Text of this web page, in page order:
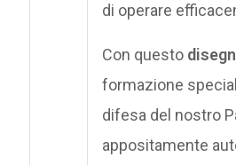
di operare
Con questo
formazione
difesa del nostro
appositamente